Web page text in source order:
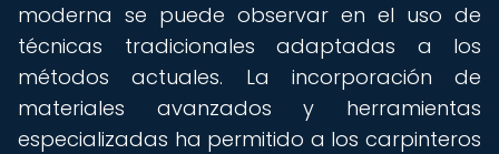
moderna se puede observar en el uso de
técnicas tradicionales adaptadas a los
métodos actuales. La incorporación de
materiales avanzados y herramientas
especializadas ha permitido a los carpinteros